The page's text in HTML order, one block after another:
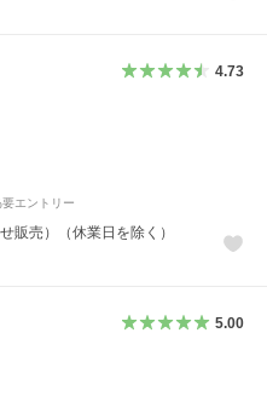
4.73
要エントリー
販売）（休業日を除く）
5.00